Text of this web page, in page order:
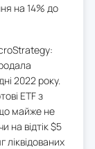
на 14% до
2022 року.
ETF з
майже не
на відтік $5
ліквідованих